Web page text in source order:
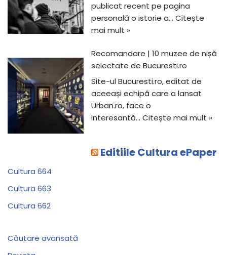
publicat recent pe pagina
personală o istorie a… Citește
mai mult »
Recomandare | 10 muzee de nișă
selectate de Bucuresti.ro
Site-ul Bucuresti.ro, editat de
aceeași echipă care a lansat
Urban.ro, face o
interesantă… Citește mai mult »
Editiile Cultura ePaper
Cultura 664
Cultura 663
Cultura 662
Căutare avansată